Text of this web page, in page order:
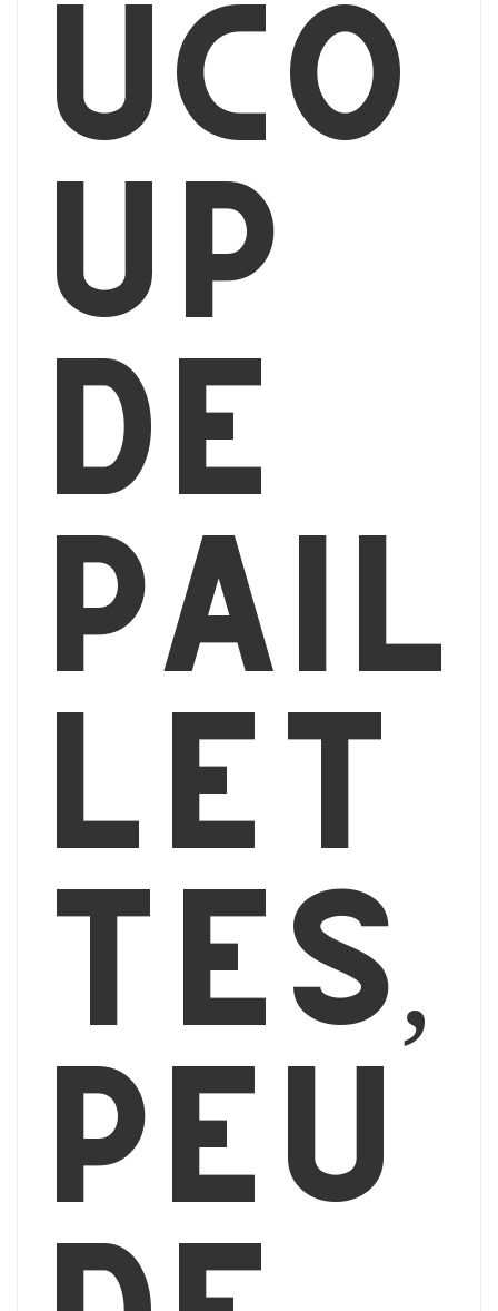
uco
up
de
pail
let
tes,
peu